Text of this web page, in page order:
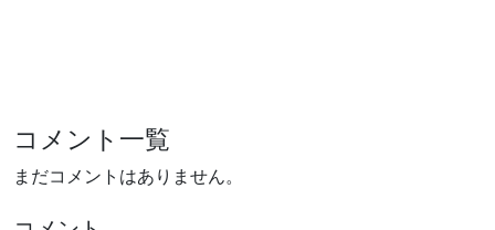
コメント一覧
まだコメントはありません。